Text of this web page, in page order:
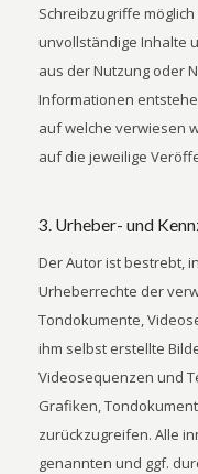
Schreibzugriffe
unvollständige Inhalte
aus der Nutzung oder
Informationen
auf welche verwiesen
auf die jeweilige
3. Urheber- und
Der Autor ist bestrebt,
Urheberrechte der
Tondokumente,
ihm selbst erstellte
Videosequenzen und
Grafiken,
zurückzugreifen. Alle
genannten und ggf.